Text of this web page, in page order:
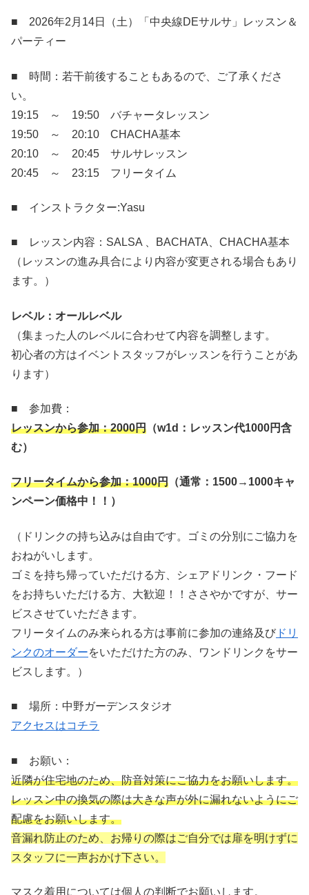
■ 2026年2月14日（土）「中央線DEサルサ」レッスン＆
パーティー
■ 時間：若干前後することもあるので、ご了承くださ
い。
19:15 ～ 19:50 バチャータレッスン
19:50 ～ 20:10 CHACHA基本
20:10 ～ 20:45 サルサレッスン
20:45 ～ 23:15 フリータイム
■ インストラクター:Yasu
■ レッスン内容：SALSA 、BACHATA、CHACHA基本
（レッスンの進み具合により内容が変更される場合もあり
ます。）
レベル：オールレベル
（集まった人のレベルに合わせて内容を調整します。
初心者の方はイベントスタッフがレッスンを行うことがあ
ります）
■ 参加費：
レッスンから参加：2000円 （w1d ：レッスン代1000円含
む）
フリータイムから参加：1000円 （通常： 1500→1000キャ
ンペーン価格中！！）
（ドリンクの持ち込みは自由です。ゴミの分別にご協力を
おねがいします。
ゴミを持ち帰っていただける方、シェアドリンク・フード
をお持ちいただける方、大歓迎！！ささやかですが、サー
ビスさせていただきます。
フリータイムのみ来られる方は事前に参加の連絡及び ドリ
ンクのオーダーをいただけた方のみ、ワンドリンクをサー
ビスします。）
■ 場所：中野ガーデンスタジオ
アクセスはコチラ
■ お願い：
近隣が住宅地のため、防音対策にご協力をお願いします。
レッスン中の換気の際は大きな声が外に漏れないようにご
配慮をお願いします。
音漏れ防止のため、お帰りの際はご自分では扉を明けずに
スタッフに一声おかけ下さい。
マスク着用については個人の判断でお願いします。